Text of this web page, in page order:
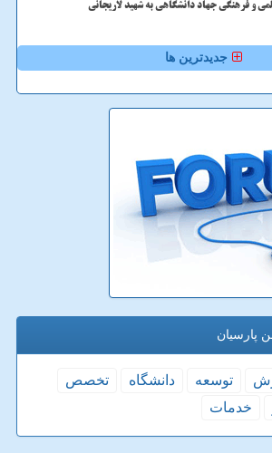
و فرهنگی جهاد دانشگاهی به شهید لاریجانی
جدیدترین ها
پارسیان
توسعه دانشگاه
تخصص
خدمات